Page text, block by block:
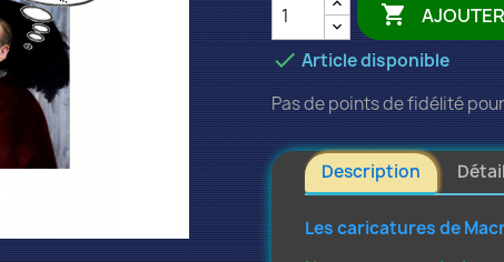

Article disponible
Pas de points de fidélité
Description
Les caricatures de